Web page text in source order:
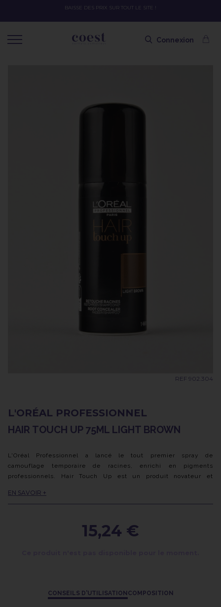
OFFRE SPÉCIALE SOLAIRE SKEYMZEE ! SOIN HYDRATANT + SPRAY +
Connexion
REF 902.304
L'ORÉAL PROFESSIONNEL
HAIR TOUCH UP 75ML LIGHT BROWN
L'Oréal Professionnel a lancé le tout premier spray de
camouflage temporaire de racines, enrichi en pigments
professionnels. Hair Touch Up est un produit novateur et
deux colorations.
allongé, l'application du Hair Touch Up est facile et précise.
Après avoir effectué une coloration, il est souvent frustrant de
En quelques secondes seulement, vos racines seront
parfaitement recouvertes. De plus, la formule du produit résiste
EN SAVOIR +
15,24 €
CONSEILS D'UTILISATION COMPOSITION